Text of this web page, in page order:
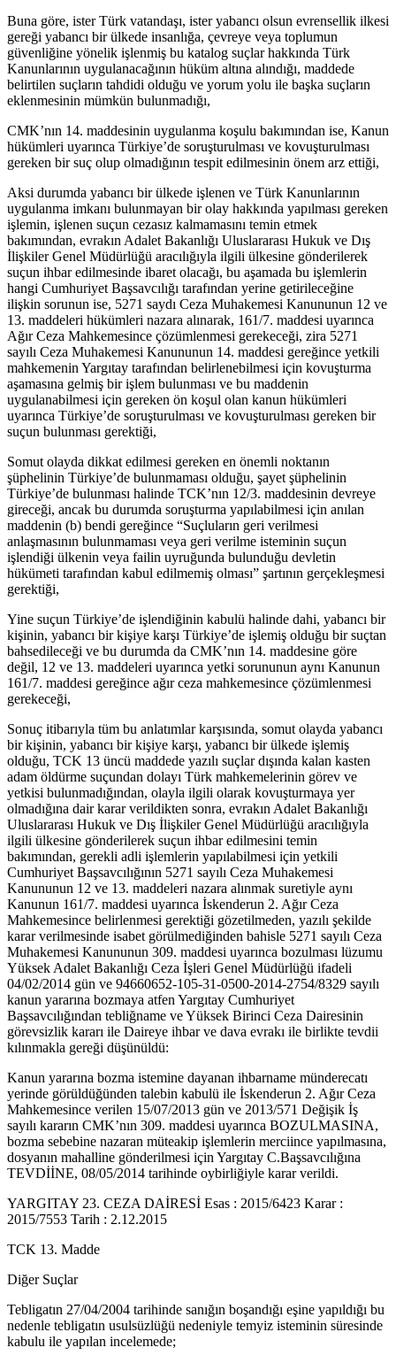
Buna göre, ister Türk vatandaşı, ister yabancı olsun evrensellik ilkesi
gereği yabancı bir ülkede insanlığa, çevreye veya toplumun
güvenliğine yönelik işlenmiş bu katalog suçlar hakkında Türk
Kanunlarının uygulanacağının hüküm altına alındığı, maddede
belirtilen suçların tahdidi olduğu ve yorum yolu ile başka suçların
eklenmesinin mümkün bulunmadığı,
CMK’nın 14. maddesinin uygulanma koşulu bakımından ise, Kanun
hükümleri uyarınca Türkiye’de soruşturulması ve kovuşturulması
gereken bir suç olup olmadığının tespit edilmesinin önem arz ettiği,
Aksi durumda yabancı bir ülkede işlenen ve Türk Kanunlarının
uygulanma imkanı bulunmayan bir olay hakkında yapılması gereken
işlemin, işlenen suçun cezasız kalmamasını temin etmek
bakımından, evrakın Adalet Bakanlığı Uluslararası Hukuk ve Dış
İlişkiler Genel Müdürlüğü aracılığıyla ilgili ülkesine gönderilerek
suçun ihbar edilmesinde ibaret olacağı, bu aşamada bu işlemlerin
hangi Cumhuriyet Başsavcılığı tarafından yerine getirileceğine
ilişkin sorunun ise, 5271 saydı Ceza Muhakemesi Kanununun 12 ve
13. maddeleri hükümleri nazara alınarak, 161/7. maddesi uyarınca
Ağır Ceza Mahkemesince çözümlenmesi gerekeceği, zira 5271
sayılı Ceza Muhakemesi Kanununun 14. maddesi gereğince yetkili
mahkemenin Yargıtay tarafından belirlenebilmesi için kovuşturma
aşamasına gelmiş bir işlem bulunması ve bu maddenin
uygulanabilmesi için gereken ön koşul olan kanun hükümleri
uyarınca Türkiye’de soruşturulması ve kovuşturulması gereken bir
suçun bulunması gerektiği,
Somut olayda dikkat edilmesi gereken en önemli noktanın
şüphelinin Türkiye’de bulunmaması olduğu, şayet şüphelinin
Türkiye’de bulunması halinde TCK’nın 12/3. maddesinin devreye
gireceği, ancak bu durumda soruşturma yapılabilmesi için anılan
maddenin (b) bendi gereğince “Suçluların geri verilmesi
anlaşmasının bulunmaması veya geri verilme isteminin suçun
işlendiği ülkenin veya failin uyruğunda bulunduğu devletin
hükümeti tarafından kabul edilmemiş olması” şartının gerçekleşmesi
gerektiği,
Yine suçun Türkiye’de işlendiğinin kabulü halinde dahi, yabancı bir
kişinin, yabancı bir kişiye karşı Türkiye’de işlemiş olduğu bir suçtan
bahsedileceği ve bu durumda da CMK’nın 14. maddesine göre
değil, 12 ve 13. maddeleri uyarınca yetki sorununun aynı Kanunun
161/7. maddesi gereğince ağır ceza mahkemesince çözümlenmesi
gerekeceği,
Sonuç itibarıyla tüm bu anlatımlar karşısında, somut olayda yabancı
bir kişinin, yabancı bir kişiye karşı, yabancı bir ülkede işlemiş
olduğu, TCK 13 üncü maddede yazılı suçlar dışında kalan kasten
adam öldürme suçundan dolayı Türk mahkemelerinin görev ve
yetkisi bulunmadığından, olayla ilgili olarak kovuşturmaya yer
olmadığına dair karar verildikten sonra, evrakın Adalet Bakanlığı
Uluslararası Hukuk ve Dış İlişkiler Genel Müdürlüğü aracılığıyla
ilgili ülkesine gönderilerek suçun ihbar edilmesini temin
bakımından, gerekli adli işlemlerin yapılabilmesi için yetkili
Cumhuriyet Başsavcılığının 5271 sayılı Ceza Muhakemesi
Kanununun 12 ve 13. maddeleri nazara alınmak suretiyle aynı
Kanunun 161/7. maddesi uyarınca İskenderun 2. Ağır Ceza
Mahkemesince belirlenmesi gerektiği gözetilmeden, yazılı şekilde
karar verilmesinde isabet görülmediğinden bahisle 5271 sayılı Ceza
Muhakemesi Kanununun 309. maddesi uyarınca bozulması lüzumu
Yüksek Adalet Bakanlığı Ceza İşleri Genel Müdürlüğü ifadeli
04/02/2014 gün ve 94660652-105-31-0500-2014-2754/8329 sayılı
kanun yararına bozmaya atfen Yargıtay Cumhuriyet
Başsavcılığından tebliğname ve Yüksek Birinci Ceza Dairesinin
görevsizlik kararı ile Daireye ihbar ve dava evrakı ile birlikte tevdii
kılınmakla gereği düşünüldü:
Kanun yararına bozma istemine dayanan ihbarname münderecatı
yerinde görüldüğünden talebin kabulü ile İskenderun 2. Ağır Ceza
Mahkemesince verilen 15/07/2013 gün ve 2013/571 Değişik İş
sayılı kararın CMK’nın 309. maddesi uyarınca BOZULMASINA,
bozma sebebine nazaran müteakip işlemlerin merciince yapılmasına,
dosyanın mahalline gönderilmesi için Yargıtay C.Başsavcılığına
TEVDİİNE, 08/05/2014 tarihinde oybirliğiyle karar verildi.
YARGITAY 23. CEZA DAİRESİ Esas : 2015/6423 Karar :
2015/7553 Tarih : 2.12.2015
TCK 13. Madde
Diğer Suçlar
Tebligatın 27/04/2004 tarihinde sanığın boşandığı eşine yapıldığı bu
nedenle tebligatın usulsüzlüğü nedeniyle temyiz isteminin süresinde
kabulu ile yapılan incelemede;